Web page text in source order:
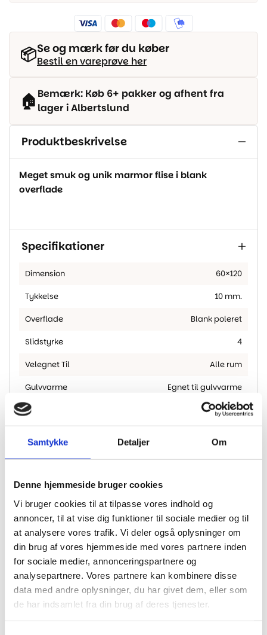
Samtykke Detaljer Om
Denne hjemmeside bruger cookies
Vi bruger cookies til at tilpasse vores indhold og
annoncer, til at vise dig funktioner til sociale medier og til
at analysere vores trafik. Vi deler også oplysninger om
din brug af vores hjemmeside med vores partnere inden
for sociale medier, annonceringspartnere og
analysepartnere. Vores partnere kan kombinere disse
data med andre oplysninger, du har givet dem, eller som
de har indsamlet fra din brug af deres tjenester.
📦Se og mærk før du køber
Bestil en vareprøve her
🏠 Bemærk: Køb 6+ pakker og afhent fra
lager i Albertslund
Produktbeskrivelse
Meget smuk og unik marmor flise i blank
overflade
Specifikationer
Dimension 60×120
Tykkelse 10 mm.
Overflade Blank poleret
Slidstyrke 4
Velegnet Til Alle rum
Gulvvarme Egnet til gulvvarme
Farve Hvid
Andre har også kigget
på...
-40% -40%